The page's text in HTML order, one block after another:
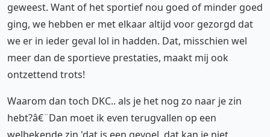
geweest. Want of het sportief nou goed of minder goed
ging, we hebben er met elkaar altijd voor gezorgd dat
we er in ieder geval lol in hadden. Dat, misschien wel
meer dan de sportieve prestaties, maakt mij ook
ontzettend trots!
Waarom dan toch DKC.. als je het nog zo naar je zin
hebt?â€¨Dan moet ik even terugvallen op een